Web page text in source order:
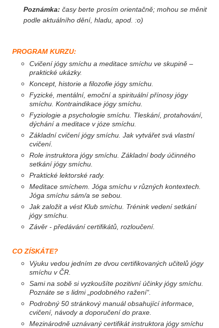
Poznámka: časy berte prosím orientačně; mohou se měnit
podle aktuálního dění, hladu, apod. :o)
PROGRAM KURZU:
Cvičení jógy smíchu a meditace smíchu ve skupině –
praktické ukázky.
Koncept, historie a filozofie jógy smíchu.
Fyzické, mentální, emoční a spirituální přínosy jógy
smíchu. Kontraindikace jógy smíchu.
Fyziologie a psychologie smíchu. Tleskání, protahování,
dýchání a meditace v józe smíchu.
Základní cvičení jógy smíchu. Jak vytvářet svá vlastní
cvičení.
Role instruktora jógy smíchu. Základní body účinného
setkání jógy smíchu.
Praktické lektorské rady.
Meditace smíchem. Jóga smíchu v různých kontextech.
Jóga smíchu sám/a se sebou.
Jak založit a vést Klub smíchu. Trénink vedení setkání
jógy smíchu.
Závěr - předávání certifikátů, rozloučení.
CO ZÍSKÁTE?
Výuku vedou jedním ze dvou certifikovaných učitelů jógy
smíchu v ČR.
Sami na sobě si vyzkoušíte pozitivní účinky jógy smíchu.
Poznáte se s lidmi „podobného ražení“.
Podrobný 50 stránkový manuál obsahující informace,
cvičení, návody a doporučení do praxe.
Mezinárodně uznávaný certifikát instruktora jógy smíchu